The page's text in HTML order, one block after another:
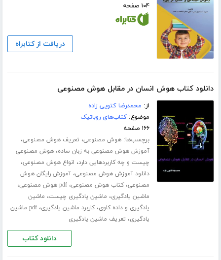
۱۰۴ صفحه
دریافت از کتابراه
دانلود کتاب هوش انسان در مقابل هوش مصنوعی
از: محمدرضا کتویی زاده
موضوع:کتاب‌های روباتیک
۱۶۶ صفحه
برچسب‌ها:هوش مصنوعی، تعریف هوش مصنوعی،
آموزش هوش مصنوعی به زبان ساده،هوش مصنوعی
چیست و چه کاربردهایی دارد، انواع هوش مصنوعی،
دانلود آموزش هوش مصنوعی،آموزش رایگان هوش
مصنوعی،کتاب هوش مصنوعی،pdf هوش مصنوعی ،
ماشین یادگیری، ماشین یادگیری چیست، ماشین
یادگیری و داده کاوی،کاربرد ماشین یادگیری،
pdf ماشین
یادگیری، تعریف ماشین یادگیری
دانلود کتاب